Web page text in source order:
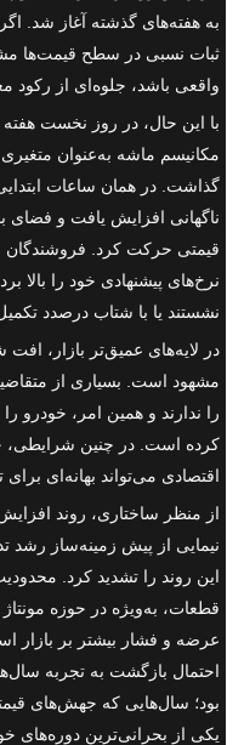
به هفته‌های گذشته آغاز شد.
ثبات نسبی در سطح قیمت‌ها
واقعی باشد، جلوه‌ای از رکود
مکانیسم ماشه به‌عنوان متغیری
گذاشت. در همان ساعات ابتدایی
ناگهانی افزایش یافت و فضای
قیمتی حرکت کرد. فروشندگان با
نرخ‌های پیشنهادی خود را بالا
نشستند یا با شتاب درصدد تکمیل
در لایه‌های عمیق‌تر بازار، افت
مشهود است. بسیاری از
را ندارند و همین امر، خودرو
کرده است. در چنین شرایطی،
اقتصادی می‌تواند بهانه‌ای برای
از منظر ساختاری، روند افزایش
نیمایی از پیش زمینه‌ساز رشد
این روند را تشدید کرد.
قطعات، به‌ویژه در حوزه
عرضه و فشار بیشتر بر بازار
بود؛ سال‌هایی که جهش‌های قیمتی
یکی از بحرانی‌ترین دوره‌های خود